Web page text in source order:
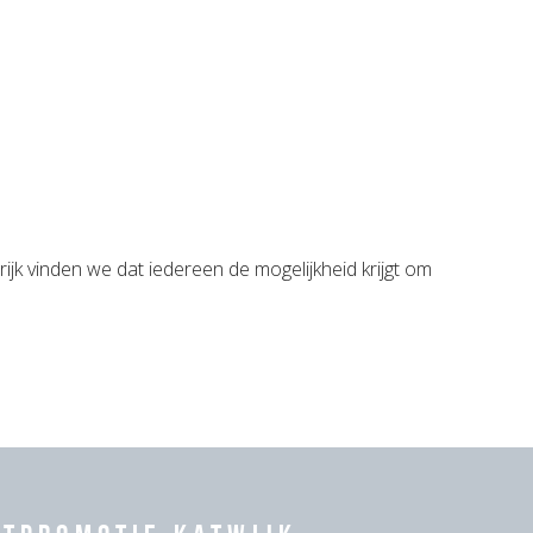
vinden we dat iedereen de mogelijkheid krijgt om